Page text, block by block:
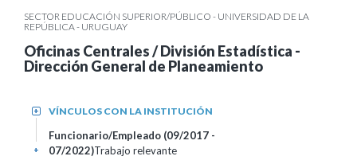
SECTOR EDUCACIÓN SUPERIOR/PÚBLICO - UNIVERSIDAD DE LA
REPÚBLICA - URUGUAY
Oficinas Centrales / División Estadística -
Dirección General de Planeamiento
VÍNCULOS CON LA INSTITUCIÓN
+
Funcionario/Empleado (09/2017 -
07/2022)Trabajo relevante
+